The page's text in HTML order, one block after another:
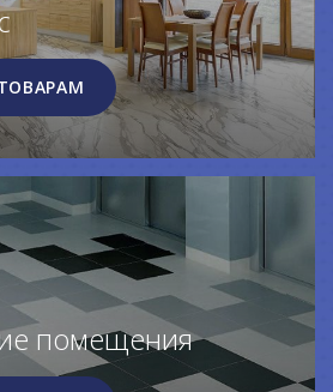
помещения